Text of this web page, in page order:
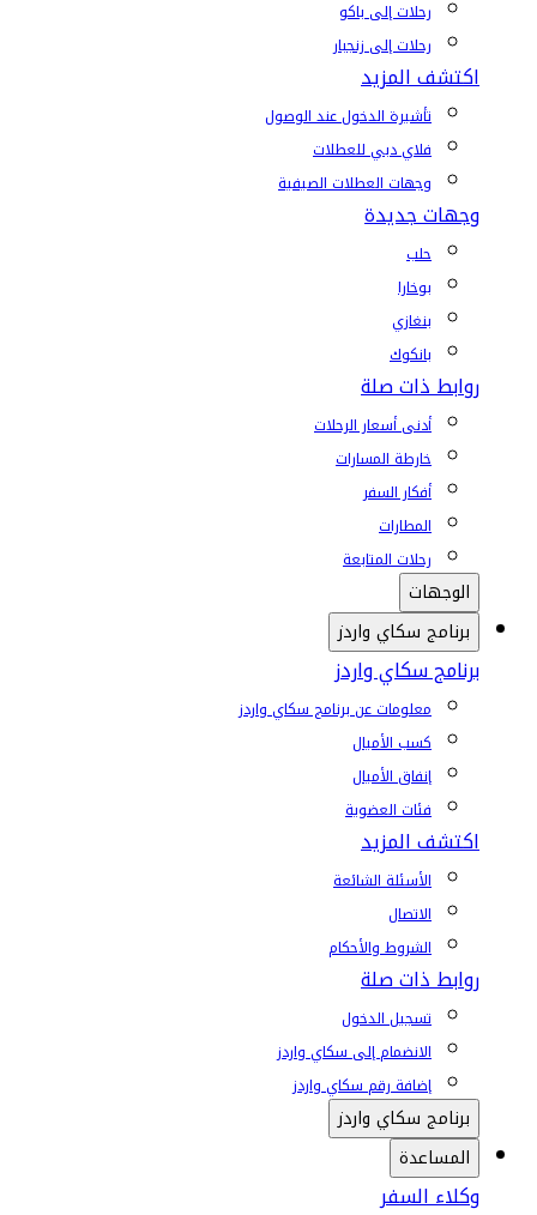
رحلات إلى باكو
رحلات إلى زنجبار
اكتشف المزيد
تأشيرة الدخول عند الوصول
فلاي دبي للعطلات
وجهات العطلات الصيفية
وجهات جديدة
حلب
بوخارا
بنغازي
بانكوك
روابط ذات صلة
أدنى أسعار الرحلات
خارطة المسارات
أفكار السفر
المطارات
رحلات المتابعة
الوجهات
برنامج سكاي واردز
برنامج سكاي واردز
معلومات عن برنامج سكاي واردز
كسب الأميال
إنفاق الأميال
فئات العضوية
اكتشف المزيد
الأسئلة الشائعة
الاتصال
الشروط والأحكام
روابط ذات صلة
تسجيل الدخول
الانضمام إلى سكاي واردز
إضافة رقم سكاي واردز
برنامج سكاي واردز
المساعدة
وكلاء السفر